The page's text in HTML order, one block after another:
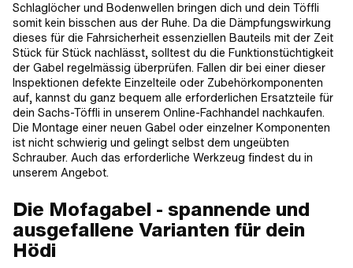
Schlaglöcher und Bodenwellen bringen dich und dein Töffli
somit kein bisschen aus der Ruhe. Da die Dämpfungswirkung
dieses für die Fahrsicherheit essenziellen Bauteils mit der Zeit
Stück für Stück nachlässt, solltest du die Funktionstüchtigkeit
der Gabel regelmässig überprüfen. Fallen dir bei einer dieser
Inspektionen defekte Einzelteile oder Zubehörkomponenten
auf, kannst du ganz bequem alle erforderlichen Ersatzteile für
dein Sachs-Töffli in unserem Online-Fachhandel nachkaufen.
Die Montage einer neuen Gabel oder einzelner Komponenten
ist nicht schwierig und gelingt selbst dem ungeübten
Schrauber. Auch das erforderliche Werkzeug findest du in
unserem Angebot.
Die Mofagabel - spannende und
ausgefallene Varianten für dein
Hödi